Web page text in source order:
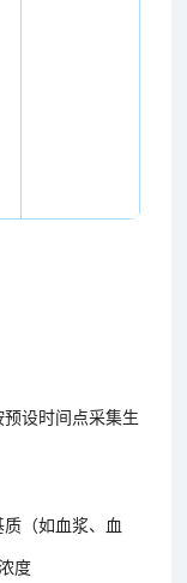
设时间点采集生
（如血浆、血
度